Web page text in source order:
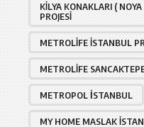
KILYA KONAKLARI (
PROJESI
METROLIFE İSTANBUL
METROLIFE
METROPOL İSTANBUL
MY HOME MASLAK